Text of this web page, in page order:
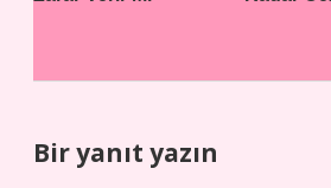
Bir yanıt yazın